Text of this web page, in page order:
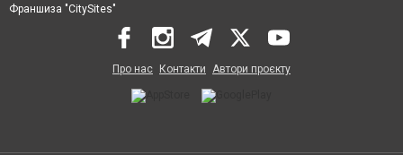
Франшиза "CitySites"
Про нас Контакти Автори проєкту